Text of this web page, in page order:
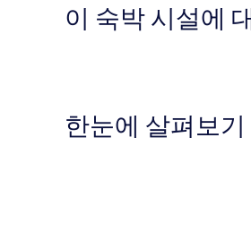
이 숙박 시설에
한눈에 살펴보기